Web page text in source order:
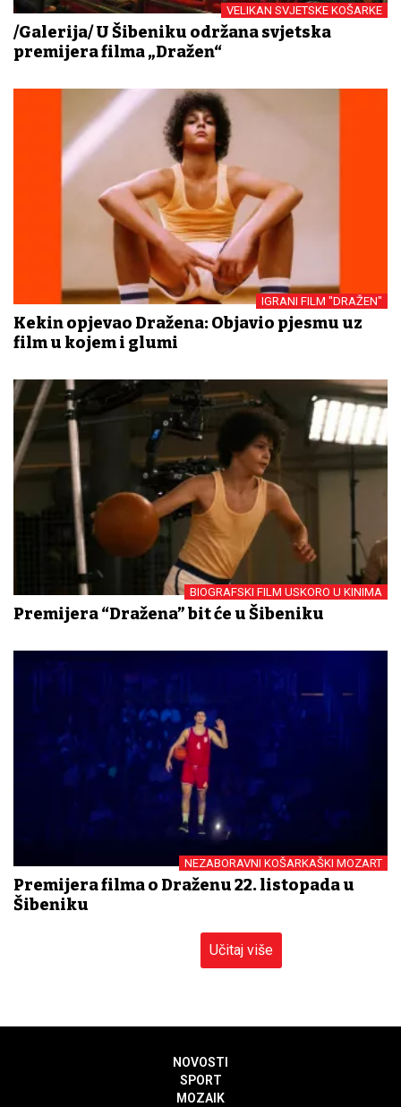
VELIKAN SVJETSKE KOŠARKE
/Galerija/ U Šibeniku održana svjetska
premijera filma „Dražen“
IGRANI FILM "DRAŽEN"
Kekin opjevao Dražena: Objavio pjesmu uz
film u kojem i glumi
BIOGRAFSKI FILM USKORO U KINIMA
Premijera “Dražena” bit će u Šibeniku
NEZABORAVNI KOŠARKAŠKI MOZART
Premijera filma o Draženu 22. listopada u
Šibeniku
Učitaj više
NOVOSTI
SPORT
MOZAIK